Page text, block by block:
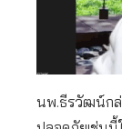
นพ.ธีรวัฒน์กล่